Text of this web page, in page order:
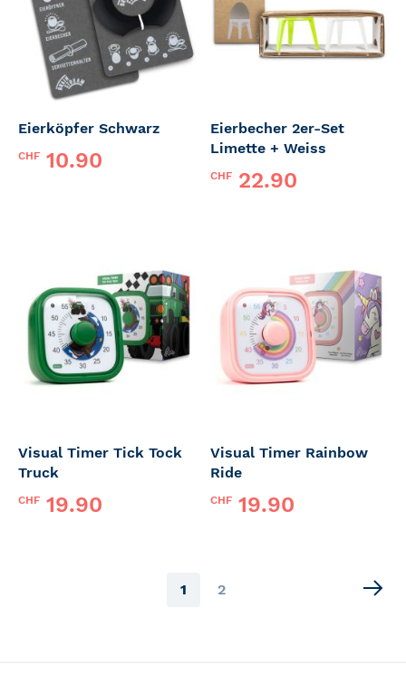
Eierköpfer Schwarz
CHF 10.90
Eierbecher 2er-Set
Limette + Weiss
CHF 22.90
Visual Timer Tick Tock
Truck
CHF 19.90
Visual Timer Rainbow
Ride
CHF 19.90
You're
1 Page
2